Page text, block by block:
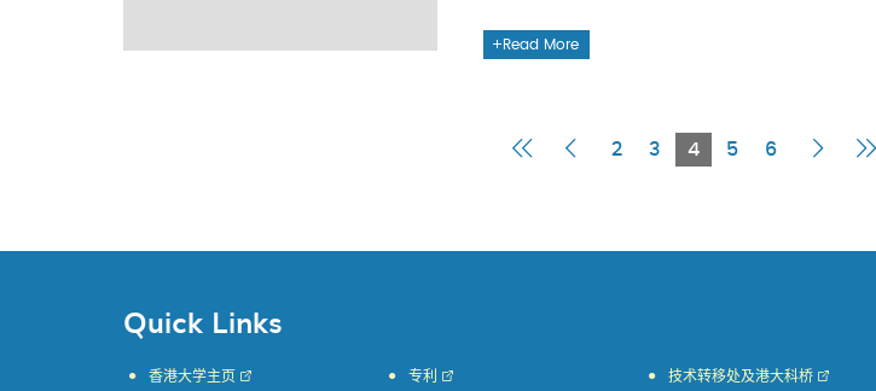
Read More
First
Previous
2 3 4Current
5 6
Next
Quick Links
香港大学主页 专利 技术转移处及港大科桥